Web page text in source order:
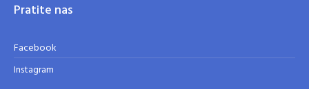
Pratite nas
Facebook
Instagram